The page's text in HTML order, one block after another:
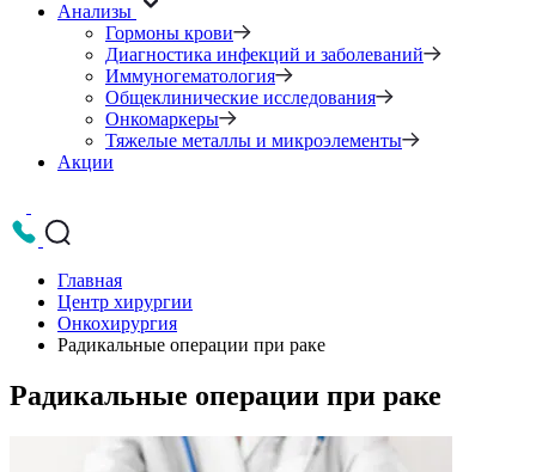
Анализы
Гормоны крови
Диагностика инфекций и заболеваний
Иммуногематология
Общеклинические исследования
Онкомаркеры
Тяжелые металлы и микроэлементы
Акции
Главная
Центр хирургии
Онкохирургия
Радикальные операции при раке
Радикальные операции при раке